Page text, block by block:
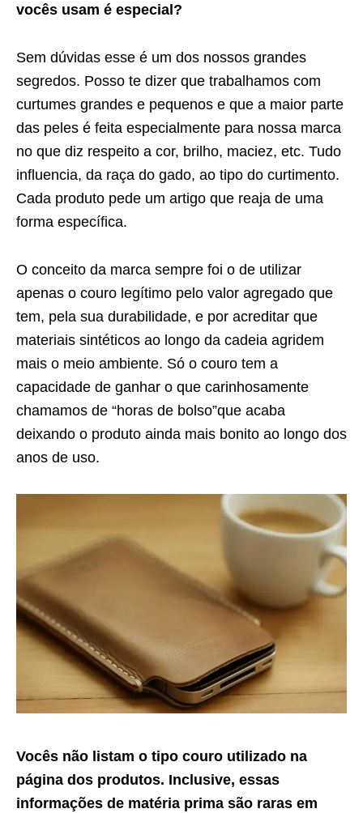
vocês usam é especial?
Sem dúvidas esse é um dos nossos grandes
segredos. Posso te dizer que trabalhamos com
curtumes grandes e pequenos e que a maior parte
das peles é feita especialmente para nossa marca
no que diz respeito a cor, brilho, maciez, etc. Tudo
influencia, da raça do gado, ao tipo do curtimento.
Cada produto pede um artigo que reaja de uma
forma específica.
O conceito da marca sempre foi o de utilizar
apenas o couro legítimo pelo valor agregado que
tem, pela sua durabilidade, e por acreditar que
materiais sintéticos ao longo da cadeia agridem
mais o meio ambiente. Só o couro tem a
capacidade de ganhar o que carinhosamente
chamamos de “horas de bolso”que acaba
deixando o produto ainda mais bonito ao longo dos
anos de uso.
Vocês não listam o tipo couro utilizado na
página dos produtos. Inclusive, essas
informações de matéria prima são raras em